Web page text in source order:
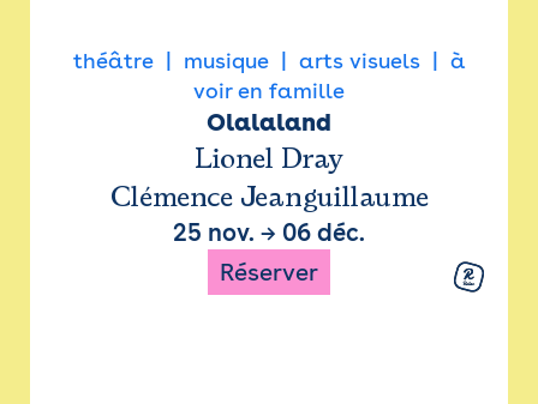
théâtre musique arts visuels
à
voir en famille
Olalaland
Lionel Dray
Clémence Jeanguillaume
25 nov. → 06 déc.
Réserver